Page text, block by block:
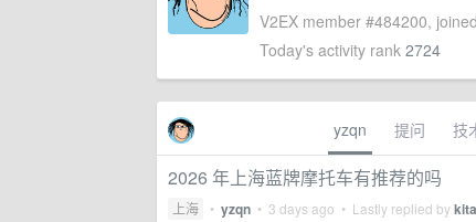
V2EX member #484200,
Today's activity rank 2724
yzqn 提问 技
2026 年上海蓝牌摩托车有推荐的吗
上海 • yzqn • 3 days ago • Lastly replied bykita